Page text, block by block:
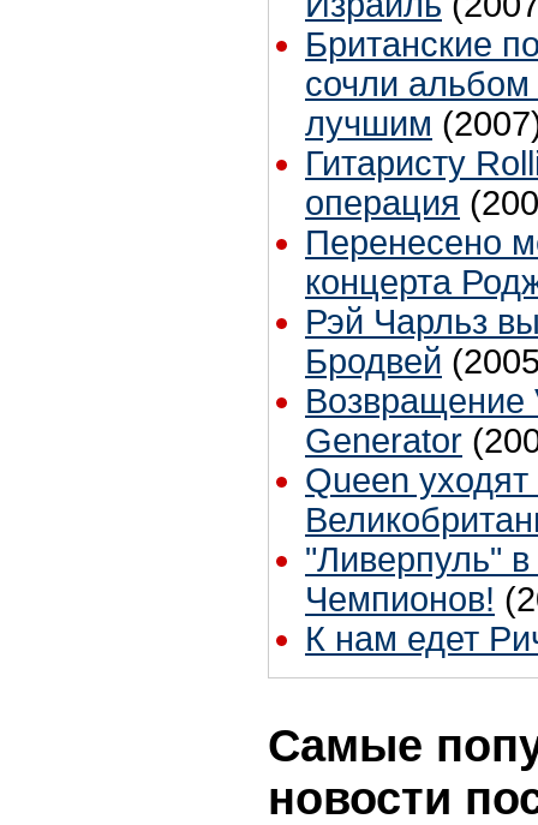
Британские
сочли
лучшим
Гитаристу
операция
Перенесено
концерта
Рэй Чарльз
Бродвей
Возвращение
Generator
Queen уходят
"Ливерпуль"
Чемпионов!
К нам едет
Самые
новости